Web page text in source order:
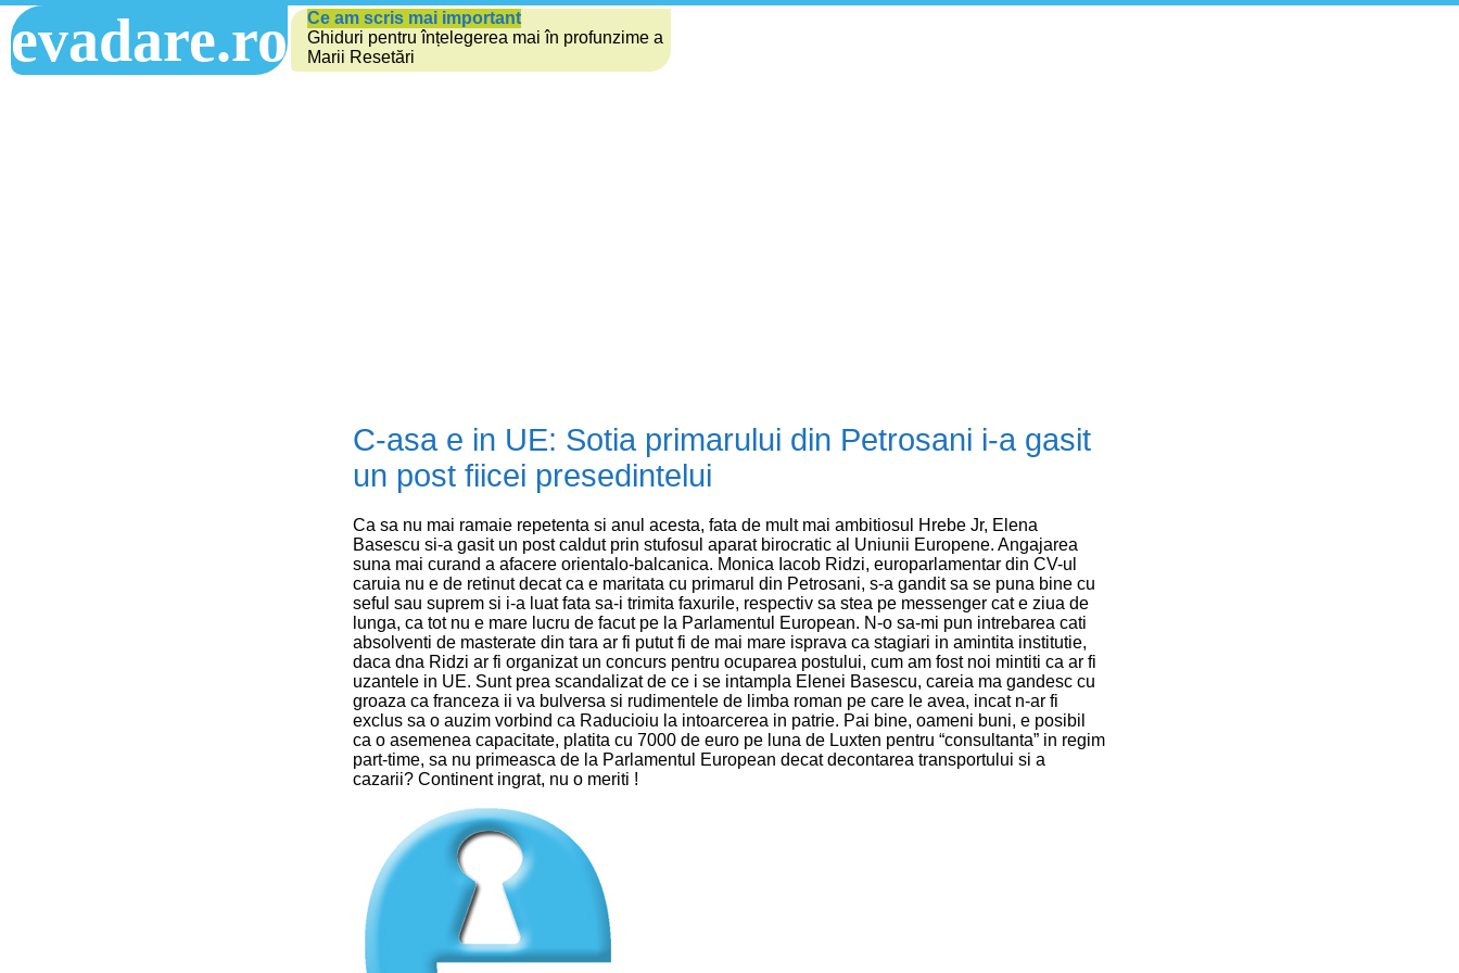
evadare.ro
Ce am scris mai important
Ghiduri pentru înțelegerea mai în profunzime a
Marii Resetări
C-asa e in UE: Sotia primarului din Petrosani i-a gasit
un post fiicei presedintelui
Ca sa nu mai ramaie repetenta si anul acesta, fata de mult mai ambitiosul Hrebe Jr, Elena
Basescu si-a gasit un post caldut prin stufosul aparat birocratic al Uniunii Europene. Angajarea
suna mai curand a afacere orientalo-balcanica. Monica Iacob Ridzi, europarlamentar din CV-ul
caruia nu e de retinut decat ca e maritata cu primarul din Petrosani, s-a gandit sa se puna bine cu
seful sau suprem si i-a luat fata sa-i trimita faxurile, respectiv sa stea pe messenger cat e ziua de
lunga, ca tot nu e mare lucru de facut pe la Parlamentul European. N-o sa-mi pun intrebarea cati
absolventi de masterate din tara ar fi putut fi de mai mare isprava ca stagiari in amintita institutie,
daca dna Ridzi ar fi organizat un concurs pentru ocuparea postului, cum am fost noi mintiti ca ar fi
uzantele in UE. Sunt prea scandalizat de ce i se intampla Elenei Basescu, careia ma gandesc cu
groaza ca franceza ii va bulversa si rudimentele de limba roman pe care le avea, incat n-ar fi
exclus sa o auzim vorbind ca Raducioiu la intoarcerea in patrie. Pai bine, oameni buni, e posibil
ca o asemenea capacitate, platita cu 7000 de euro pe luna de Luxten pentru “consultanta” in regim
part-time, sa nu primeasca de la Parlamentul European decat decontarea transportului si a
cazarii? Continent ingrat, nu o meriti !